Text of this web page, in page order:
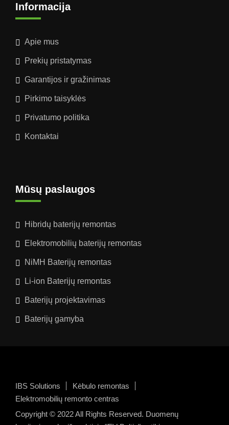
Informacija
Apie mus
Prekių pristatymas
Garantijos ir gražinimas
Pirkimo taisyklės
Privatumo politika
Kontaktai
Mūsų paslaugos
Hibridų baterijų remontas
Elektromobilių baterijų remontas
NiMH Baterijų remontas
Li-ion Baterijų remontas
Baterijų projektavimas
Baterijų gamyba
IBS Solutions
Kėbulo remontas
Elektromobilių remonto centras
Copyright © 2022 All Rights Reserved. Duomenų